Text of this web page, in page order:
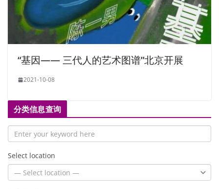
“基因—— 三代人的艺术图谱”北京开展
2021-10-08
分类信息查询
Select location